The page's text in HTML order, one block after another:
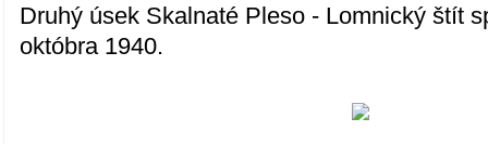
Druhý úsek Skalnaté Pleso - Lomnický štít
októbra 1940.